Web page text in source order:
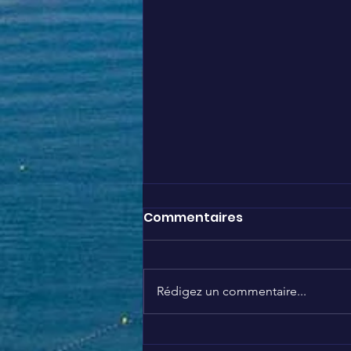
Nous soutenons Brigitte
Commentaires
Rédigez un commentaire...